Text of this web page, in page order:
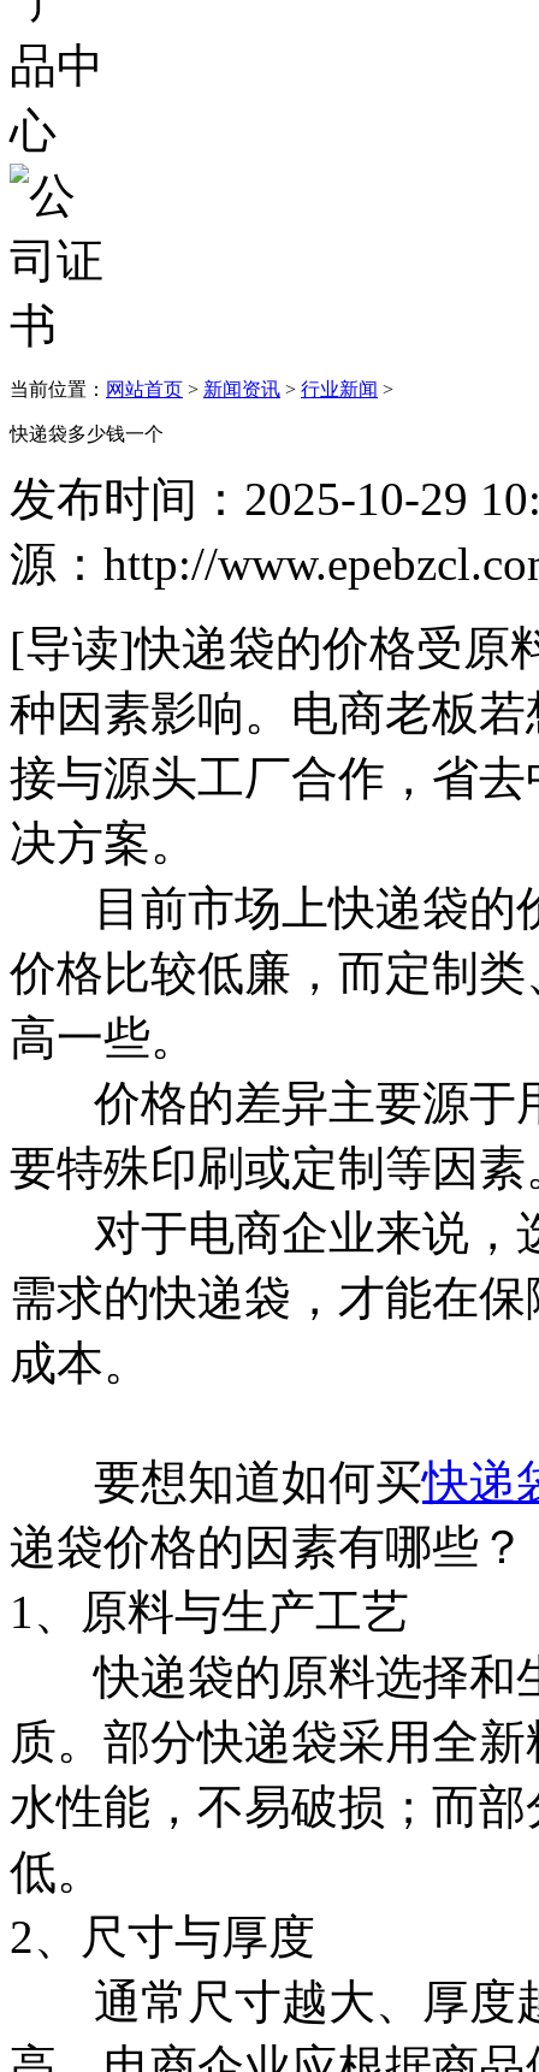
当前位置： 网站首页 > 新闻资讯 > 行业新闻 >
快递袋多少钱一个
发布时间：2025-10-29
源：http://
[导读]快递袋的价格受原
种因素影响。电商老板
接与源头工厂合作，省
决方案。
目前市场上快递袋的
价格比较低廉，而定制
高一些。
价格的差异主要源于
要特殊印刷或定制等因素
对于电商企业来说，
需求的快递袋，才能在
成本。
要想知道如何买快递
递袋价格的因素有哪些？
1、原料与生产工艺
快递袋的原料选择和
质。部分快递袋采用全
水性能，不易破损；而
低。
2、尺寸与厚度
通常尺寸越大、厚度